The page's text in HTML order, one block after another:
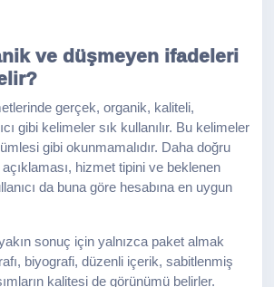
ve düşmeyen ifadeleri
gerçek, organik, kaliteli,
gibi kelimeler sık kullanılır. Bu kelimeler
gibi okunmamalıdır. Daha doğru
hizmet tipini ve beklenen
da buna göre hesabına en uygun
sonuç için yalnızca paket almak
biyografi, düzenli içerik, sabitlenmiş
kalitesi de görünümü belirler.